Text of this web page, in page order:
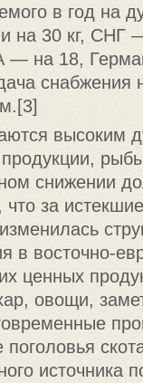
в год на
на 30 кг, СНГ
на 18,
снабжения
высоким
снижении
за
в восточно-
ценных
овощи,
источника